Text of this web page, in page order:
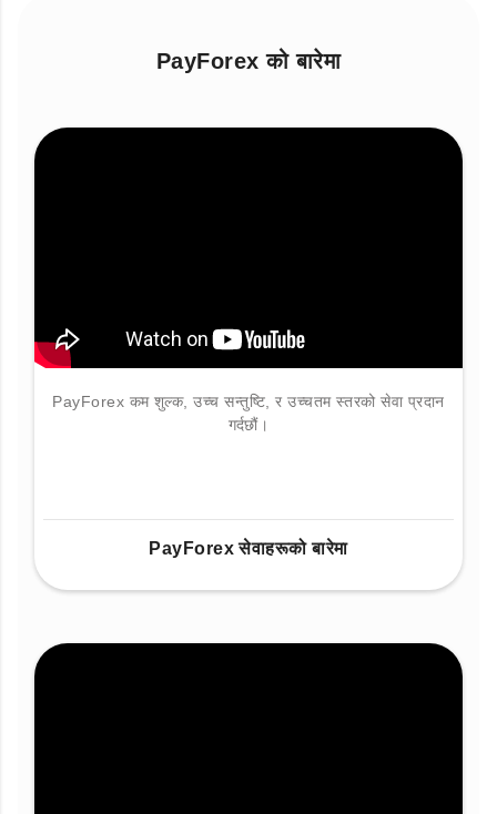
PayForex को बारेमा
PayForex कम शुल्क, उच्च सन्तुष्टि, र उच्चतम स्तरको सेवा प्रदान
गर्दछौं।
PayForex सेवाहरूको बारेमा